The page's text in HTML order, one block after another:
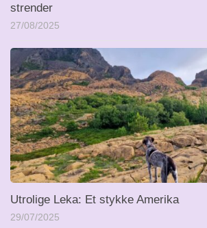
strender
27/08/2025
Utrolige Leka: Et stykke Amerika
29/07/2025